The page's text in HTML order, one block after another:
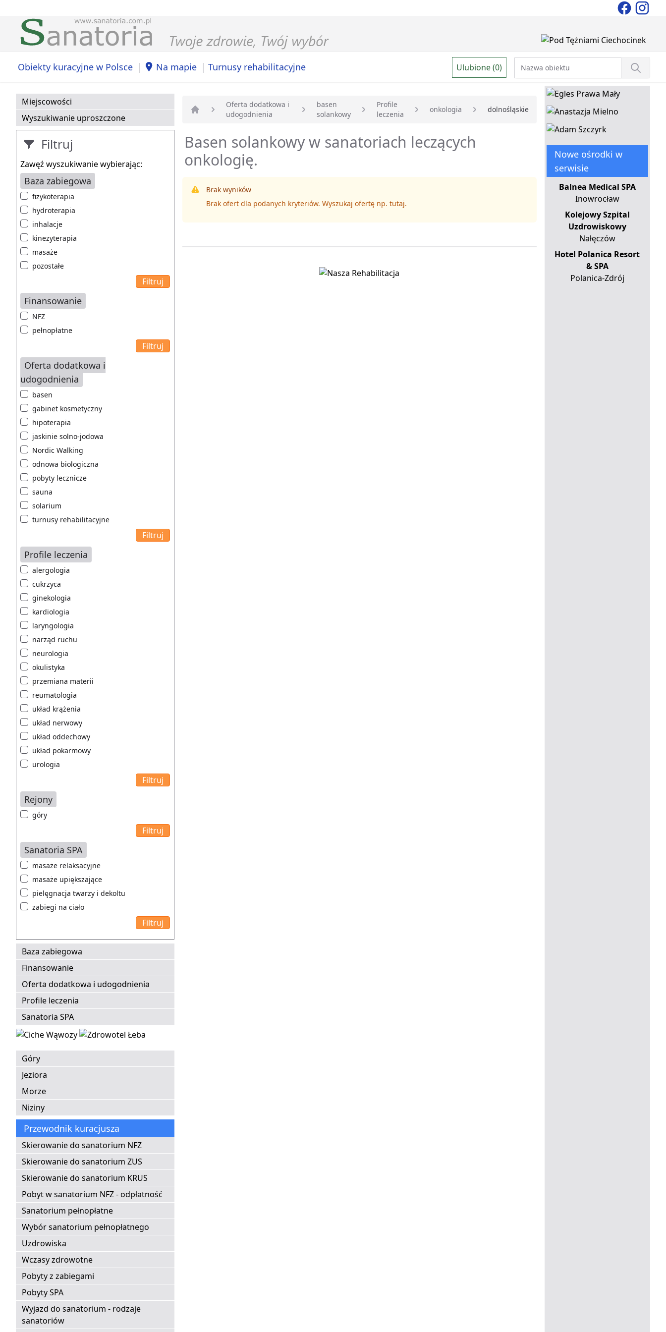
Obiekty kuracyjne w Polsce | Na mapie | Turnusy rehabilitacyjne Ulubione (0)
Miejscowości
Wyszukiwanie uproszczone
Filtruj
Zawęź wyszukiwanie wybierając:
Baza zabiegowa
fizykoterapia
hydroterapia
inhalacje
kinezyterapia
masaże
pozostałe
Finansowanie
NFZ
pełnopłatne
Oferta dodatkowa i
udogodnienia
basen
gabinet kosmetyczny
hipoterapia
jaskinie solno-jodowa
Nordic Walking
odnowa biologiczna
pobyty lecznicze
sauna
solarium
turnusy rehabilitacyjne
Profile leczenia
alergologia
cukrzyca
ginekologia
kardiologia
laryngologia
narząd ruchu
neurologia
okulistyka
przemiana materii
reumatologia
układ krążenia
układ nerwowy
układ oddechowy
układ pokarmowy
urologia
Rejony
góry
Sanatoria SPA
masaże relaksacyjne
masaże upiększające
pielęgnacja twarzy i dekoltu
zabiegi na ciało
Baza zabiegowa
Finansowanie
Oferta dodatkowa i udogodnienia
Profile leczenia
Sanatoria SPA
Góry
Jeziora
Morze
Niziny
Przewodnik kuracjusza
Skierowanie do sanatorium NFZ
Skierowanie do sanatorium ZUS
Skierowanie do sanatorium KRUS
Pobyt w sanatorium NFZ - odpłatność
Sanatorium pełnopłatne
Wybór sanatorium pełnopłatnego
Uzdrowiska
Wczasy zdrowotne
Pobyty z zabiegami
Pobyty SPA
Wyjazd do sanatorium - rodzaje
sanatoriów
Strona główna
Oferta dodatkowa i
udogodnienia
basen
solankowy
Profile
leczenia
onkologia dolnośląskie
Basen solankowy w sanatoriach leczących
onkologię.
Brak wyników
Brak ofert dla podanych kryteriów. Wyszukaj ofertę np. tutaj.
Nowe ośrodki w
serwisie
Balnea Medical SPA
Inowrocław
Kolejowy Szpital
Uzdrowiskowy
Nałęczów
Hotel Polanica Resort
& SPA
Polanica-Zdrój